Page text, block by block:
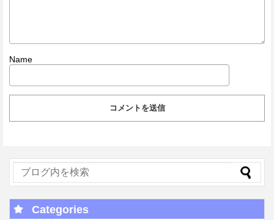
Name
Categories